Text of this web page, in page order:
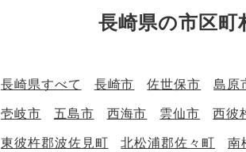
長崎県の市区町
長崎県すべて 長崎市 佐世保市 島原
壱岐市 五島市 西海市 雲仙市 西彼
東彼杵郡波佐見町 北松浦郡佐々町 南